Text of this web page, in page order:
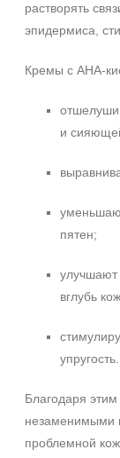
растворять
эпидермиса,
Кремы с
и
пятен;
улучшают
вглубь
упругость.
Благодаря
незаменимыми
проблемной